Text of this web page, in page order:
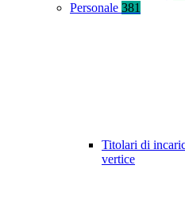
Personale 381
Titolari di
vertice